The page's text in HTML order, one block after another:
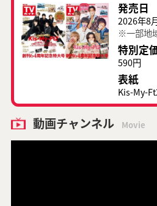
発売日
2026年8
※一部地
特別定
590円
表紙
Kis-My-
動画チャンネル Movie